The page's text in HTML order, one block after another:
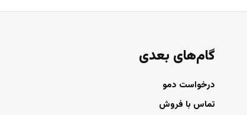
گام‌های بعدی
درخواست دمو
تماس با فروش